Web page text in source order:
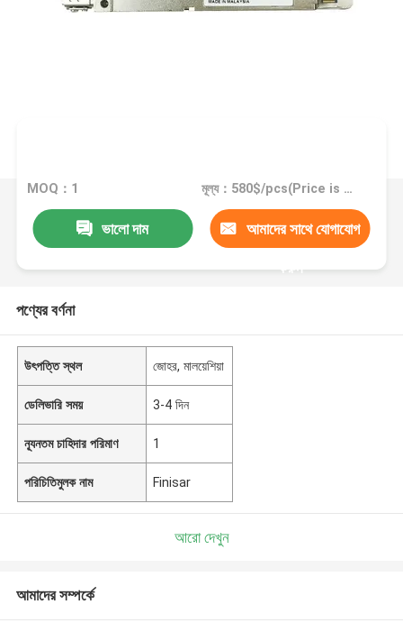
MOQ：1 মূল্য：580$/pcs(Price is negotiable)
ভালো দাম আমাদের সাথে যোগাযোগ
করুন
পণ্যের বর্ণনা
উৎপত্তি স্থল জোহর, মালয়েশিয়া
ডেলিভারি সময় 3-4 দিন
ন্যূনতম চাহিদার পরিমাণ 1
পরিচিতিমুলক নাম Finisar
আরো দেখুন
আমাদের সম্পর্কে